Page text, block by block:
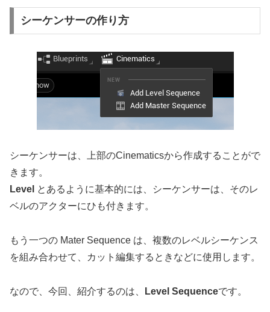
シーケンサーの作り方
シーケンサーは、上部のCinematicsから作成することがで
きます。
Level とあるように基本的には、シーケンサーは、そのレ
ベルのアクターにひも付きます。
もう一つの Mater Sequence は、複数のレベルシーケンス
を組み合わせて、カット編集するときなどに使用します。
なので、今回、紹介するのは、 Level Sequenceです。